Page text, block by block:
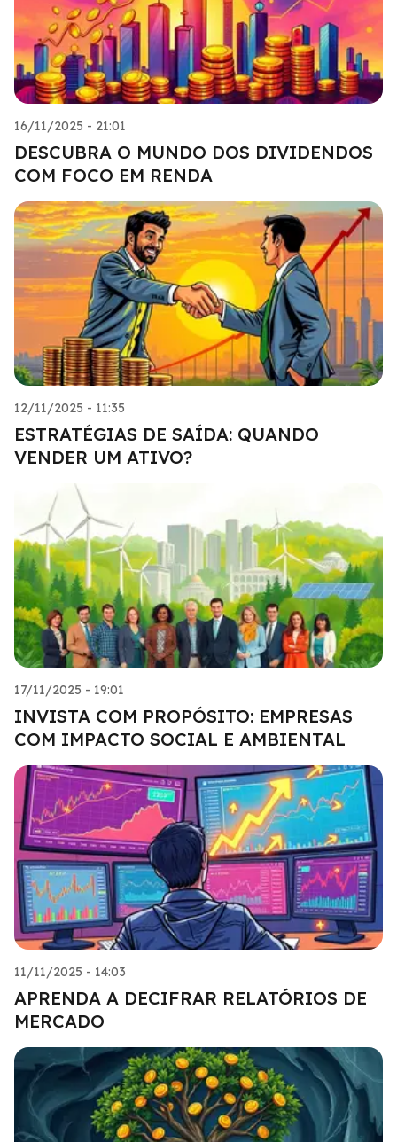
16/11/2025 - 21:01
DESCUBRA O MUNDO DOS DIVIDENDOS
COM FOCO EM RENDA
12/11/2025 - 11:35
ESTRATÉGIAS DE SAÍDA: QUANDO
VENDER UM ATIVO?
17/11/2025 - 19:01
INVISTA COM PROPÓSITO: EMPRESAS
COM IMPACTO SOCIAL E AMBIENTAL
11/11/2025 - 14:03
APRENDA A DECIFRAR RELATÓRIOS DE
MERCADO